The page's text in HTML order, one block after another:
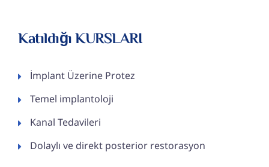
Katıldığı KURSLARI
İmplant Üzerine Protez
Temel implantoloji
Kanal Tedavileri
Dolaylı ve direkt posterior restorasyon